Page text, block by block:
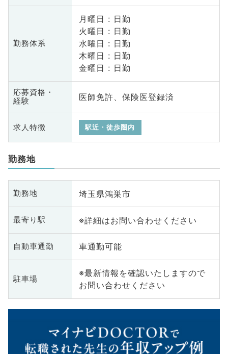
勤務体系
月曜日 : 日勤
火曜日 : 日勤
水曜日 : 日勤
木曜日 : 日勤
金曜日 : 日勤
応募資格・
経験
医師免許、保険医登録済
求人特徴 駅近・徒歩圏内
勤務地
勤務地 埼玉県鴻巣市
最寄り駅 ※詳細はお問い合わせください
自動車通勤 車通勤可能
駐車場
※最新情報を確認いたしますので
お問い合わせください